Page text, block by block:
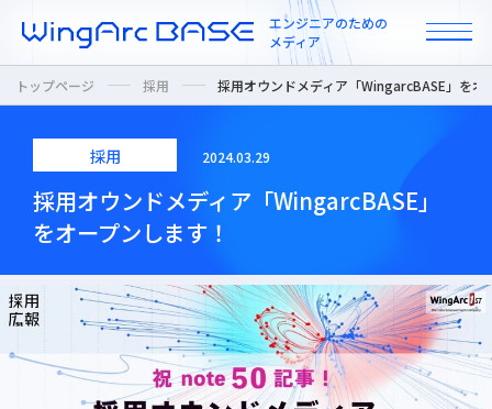
エンジニアのための
メディア
All
インタビュー
カルチャー / 人
ニュース
トップページ 採用 採用オウンドメディア「WingarcBASE」をオ
採用 2024.03.29
採用オウンドメディア「WingarcBASE」
をオープンします！